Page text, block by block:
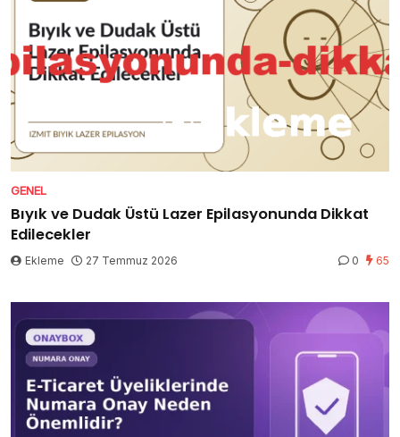
GENEL
Bıyık ve Dudak Üstü Lazer Epilasyonunda Dikkat
Edilecekler
Ekleme 27 Temmuz 2026 0 65